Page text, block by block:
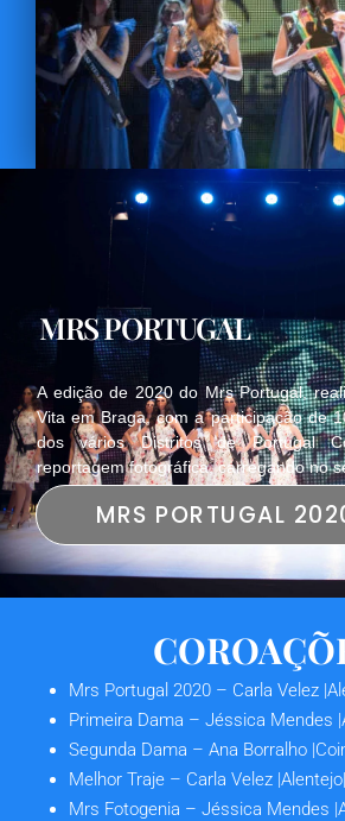
MRS PORTUGAL
A edição de 2020 do Mrs Portugal,
Vita em Braga, com a participação de
dos vários Distritos de Portugal
reportagem fotográfica, carregando no
MRS PORTUGAL
Mrs Portugal 2020 – Carla Velez
Primeira Dama – Jéssica Mendes
Segunda Dama – Ana Borralho
Melhor Traje – Carla Velez |Alentejo|
Mrs Fotogenia – Jéssica Mendes